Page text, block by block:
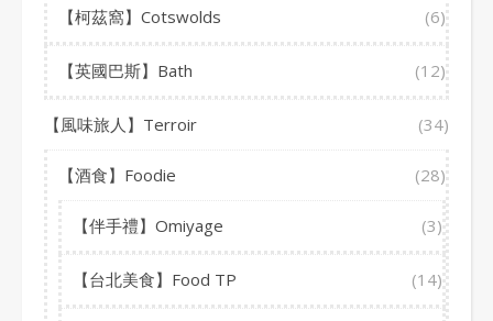
【柯茲窩】Cotswolds (6)
【英國巴斯】Bath (12)
【風味旅人】Terroir (34)
【酒食】Foodie (28)
【伴手禮】Omiyage (3)
【台北美食】Food TP (14)